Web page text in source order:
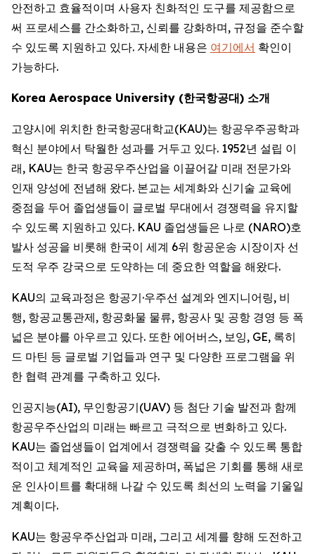
안전하고 효율적이며 사용자 친화적인 도구를 제공함으로
써 프로세스를 간소화하고, 신뢰를 강화하며, 규정을 준수할
수 있도록 지원하고 있다. 자세한 내용은 여기에서 확인이
가능하다.
Korea Aerospace University (한국항공대) 소개
고양시에 위치한 한국항공대학교(KAU)는 항공우주공학과
혁신 분야에서 탁월한 성과를 거두고 있다. 1952년 설립 이
래, KAU는 한국 항공우주산업을 이끌어갈 미래 전문가와
인재 양성에 전념해 왔다. 본교는 세계화와 신기술 교육에
중점을 두어 졸업생들이 글로벌 무대에서 경쟁력을 유지할
수 있도록 지원하고 있다. KAU 졸업생들은 나로 (NARO)호
발사 성공을 비롯해 한국이 세계 6위 항공운송 시장이자 선
도적 우주 강국으로 도약하는 데 중요한 역할을 해왔다.
KAU의 교육과정은 항공기·우주선 설계와 엔지니어링, 비
행, 항공교통관제, 항공화물 물류, 항공사 및 공항 경영 등 폭
넓은 분야를 아우르고 있다. 또한 에어버스, 보잉, GE, 록히
드 마틴 등 글로벌 기업들과 연구 및 다양한 프로그램을 위
한 협력 관계를 구축하고 있다.
인공지능(AI), 무인항공기(UAV) 등 첨단 기술 발전과 함께
항공우주산업의 미래는 빠르고 극적으로 변화하고 있다.
KAU는 졸업생들이 업계에서 경쟁력을 갖출 수 있도록 통합
적이고 체계적인 교육을 제공하며, 폭넓은 기회를 통해 새로
운 인사이트를 확대해 나갈 수 있도록 최선의 노력을 기울일
계획이다.
KAU는 항공우주산업과 미래, 그리고 세계를 향해 도전하고